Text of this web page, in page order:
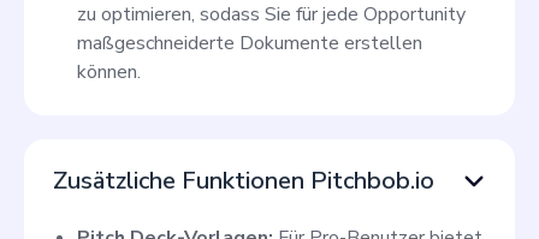
zu optimieren, sodass Sie für jede Opportunity
maßgeschneiderte Dokumente erstellen
können.
Zusätzliche Funktionen Pitchbob.io